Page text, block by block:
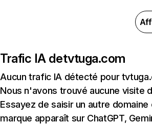
Trafic IA detvtuga.com
Aucun trafic IA détecté pour
Nous n'avons trouvé aucune visite
Essayez de saisir un autre
marque apparaît sur ChatGPT,